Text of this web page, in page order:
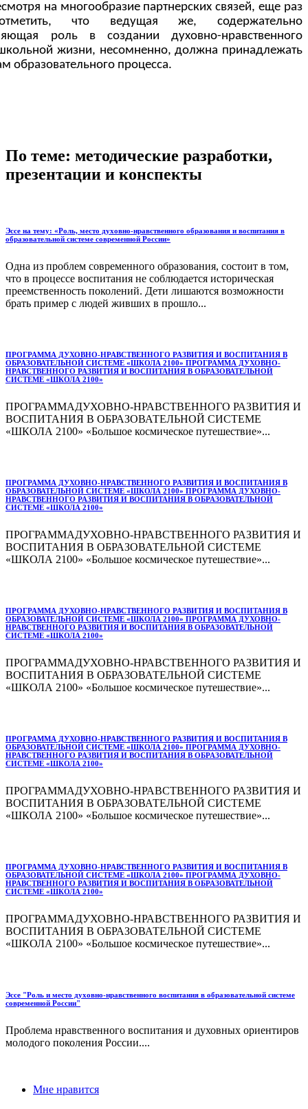
на многообразие партнерских связей, еще раз
что ведущая же, содержательно
роль в создании духовно-нравственного
жизни, несомненно, должна принадлежать
образовательного процесса.
По теме: методические разработки,
презентации и конспекты
Эссе на тему: «Роль, место духовно-нравственного образования и воспитания в
образовательной системе современной России»
Одна из проблем современного образования, состоит в том,
что в процессе воспитания не соблюдается историческая
преемственность поколений. Дети лишаются возможности
брать пример с людей живших в прошло...
ПРОГРАММА ДУХОВНО-НРАВСТВЕННОГО РАЗВИТИЯ И ВОСПИТАНИЯ В
ОБРАЗОВАТЕЛЬНОЙ СИСТЕМЕ «ШКОЛА 2100» ПРОГРАММА ДУХОВНО-
НРАВСТВЕННОГО РАЗВИТИЯ И ВОСПИТАНИЯ В ОБРАЗОВАТЕЛЬНОЙ
СИСТЕМЕ «ШКОЛА 2100»
ПРОГРАММАДУХОВНО-НРАВСТВЕННОГО РАЗВИТИЯ И
ВОСПИТАНИЯ В ОБРАЗОВАТЕЛЬНОЙ СИСТЕМЕ
«ШКОЛА 2100» «Большое космическое путешествие»...
ПРОГРАММА ДУХОВНО-НРАВСТВЕННОГО РАЗВИТИЯ И ВОСПИТАНИЯ В
ОБРАЗОВАТЕЛЬНОЙ СИСТЕМЕ «ШКОЛА 2100» ПРОГРАММА ДУХОВНО-
НРАВСТВЕННОГО РАЗВИТИЯ И ВОСПИТАНИЯ В ОБРАЗОВАТЕЛЬНОЙ
СИСТЕМЕ «ШКОЛА 2100»
ПРОГРАММАДУХОВНО-НРАВСТВЕННОГО РАЗВИТИЯ И
ВОСПИТАНИЯ В ОБРАЗОВАТЕЛЬНОЙ СИСТЕМЕ
«ШКОЛА 2100» «Большое космическое путешествие»...
ПРОГРАММА ДУХОВНО-НРАВСТВЕННОГО РАЗВИТИЯ И ВОСПИТАНИЯ В
ОБРАЗОВАТЕЛЬНОЙ СИСТЕМЕ «ШКОЛА 2100» ПРОГРАММА ДУХОВНО-
НРАВСТВЕННОГО РАЗВИТИЯ И ВОСПИТАНИЯ В ОБРАЗОВАТЕЛЬНОЙ
СИСТЕМЕ «ШКОЛА 2100»
ПРОГРАММАДУХОВНО-НРАВСТВЕННОГО РАЗВИТИЯ И
ВОСПИТАНИЯ В ОБРАЗОВАТЕЛЬНОЙ СИСТЕМЕ
«ШКОЛА 2100» «Большое космическое путешествие»...
ПРОГРАММА ДУХОВНО-НРАВСТВЕННОГО РАЗВИТИЯ И ВОСПИТАНИЯ В
ОБРАЗОВАТЕЛЬНОЙ СИСТЕМЕ «ШКОЛА 2100» ПРОГРАММА ДУХОВНО-
НРАВСТВЕННОГО РАЗВИТИЯ И ВОСПИТАНИЯ В ОБРАЗОВАТЕЛЬНОЙ
СИСТЕМЕ «ШКОЛА 2100»
ПРОГРАММАДУХОВНО-НРАВСТВЕННОГО РАЗВИТИЯ И
ВОСПИТАНИЯ В ОБРАЗОВАТЕЛЬНОЙ СИСТЕМЕ
«ШКОЛА 2100» «Большое космическое путешествие»...
ПРОГРАММА ДУХОВНО-НРАВСТВЕННОГО РАЗВИТИЯ И ВОСПИТАНИЯ В
ОБРАЗОВАТЕЛЬНОЙ СИСТЕМЕ «ШКОЛА 2100» ПРОГРАММА ДУХОВНО-
НРАВСТВЕННОГО РАЗВИТИЯ И ВОСПИТАНИЯ В ОБРАЗОВАТЕЛЬНОЙ
СИСТЕМЕ «ШКОЛА 2100»
ПРОГРАММАДУХОВНО-НРАВСТВЕННОГО РАЗВИТИЯ И
ВОСПИТАНИЯ В ОБРАЗОВАТЕЛЬНОЙ СИСТЕМЕ
«ШКОЛА 2100» «Большое космическое путешествие»...
Эссе "Роль и место духовно-нравственного воспитания в образовательной системе
современной России"
Проблема нравственного воспитания и духовных ориентиров
молодого поколения России....
Мне нравится